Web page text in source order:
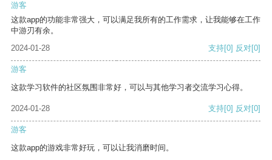
游客
这款app的功能非常强大，可以满足我所有的工作需求，让我能够在工作
中游刃有余。
2024-01-28
支持[0] 反对[0]
游客
这款学习软件的社区氛围非常好，可以与其他学习者交流学习心得。
2024-01-28 支持[0] 反对[0]
游客
这款app的游戏非常好玩，可以让我消磨时间。